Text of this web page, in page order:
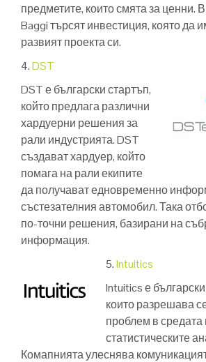
предметите, които смята за ценни.
Baggi търсят инвестиция, която да
развият проекта си.
4.DST
DST е български стартъп,
който предлага различни
хардуерни решения за
рали индустрията. DST
създават хардуер, който
помага на рали екипите
да получават едновременно
състезателния автомобил. Така
по-точни решения, базирани на
информация.
5.Intuitics
Intuitics е
които разрешава
проблем в средата
статистическите
Комапнията улеснява